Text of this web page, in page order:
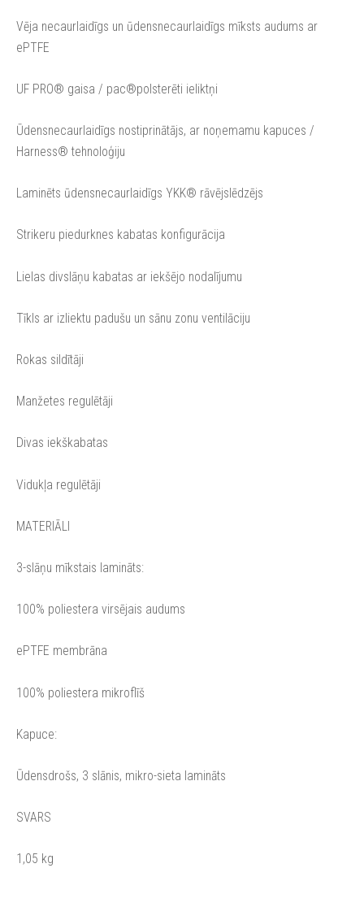
Vēja necaurlaidīgs un ūdensnecaurlaidīgs mīksts audums ar
ePTFE
UF PRO® gaisa / pac®polsterēti ieliktņi
Ūdensnecaurlaidīgs nostiprinātājs, ar noņemamu kapuces /
Harness® tehnoloģiju
Laminēts ūdensnecaurlaidīgs YKK® rāvējslēdzējs
Strikeru piedurknes kabatas konfigurācija
Lielas divslāņu kabatas ar iekšējo nodalījumu
Tīkls ar izliektu padušu un sānu zonu ventilāciju
Rokas sildītāji
Manžetes regulētāji
Divas iekškabatas
Vidukļa regulētāji
MATERIĀLI
3-slāņu mīkstais lamināts:
100% poliestera virsējais audums
ePTFE membrāna
100% poliestera mikroflīš
Kapuce:
Ūdensdrošs, 3 slānis, mikro-sieta lamināts
SVARS
1,05 kg